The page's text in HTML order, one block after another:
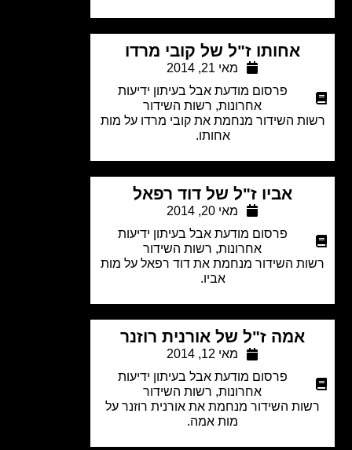
אחותו ז"ל של קובי מרדו
מאי 21, 2014
פרסום מודעת אבל בעיתון ידיעות
אחרונות,רשות השידור
השידור מנחמת את קובי מרדו על מות
אביו ז"ל של דוד רפאל
מאי 20, 2014
פרסום מודעת אבל בעיתון ידיעות
אחרונות,רשות השידור
השידור מנחמת את דוד רפאל על מות
אמה ז"ל של אורנית רוזנר
מאי 12, 2014
פרסום מודעת אבל בעיתון ידיעות
אחרונות,רשות השידור
השידור מנחמת את אורנית רוזנר על
מות אמה.